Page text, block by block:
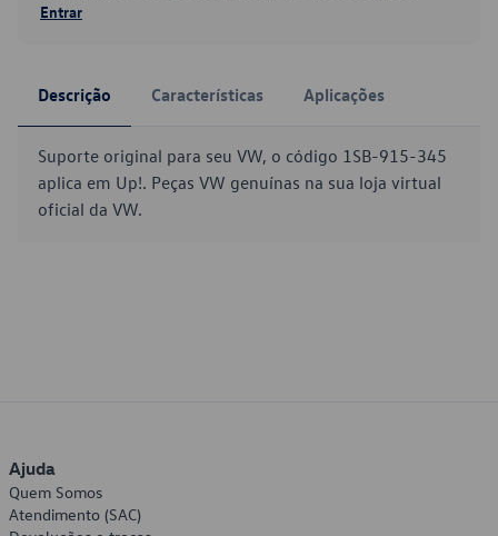
Entrar
Descrição Características Aplicações
Suporte original para seu VW, o código 1SB-915-345
aplica em Up!. Peças VW genuínas na sua loja virtual
oficial da VW.
Ajuda
Quem Somos
Atendimento (SAC)